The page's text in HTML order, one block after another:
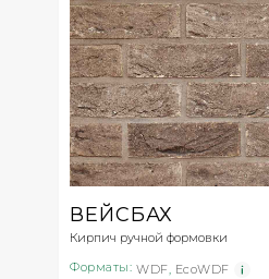
ВЕЙСБАХ
Кирпич ручной формовки
Форматы: WDF, EcoWDF